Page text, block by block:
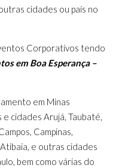
cidades ou país no
Corporativos tendo
em Boa Esperança –
em Minas
e cidades Arujá, Taubaté,
Campinas,
e outras cidades
bem como várias do